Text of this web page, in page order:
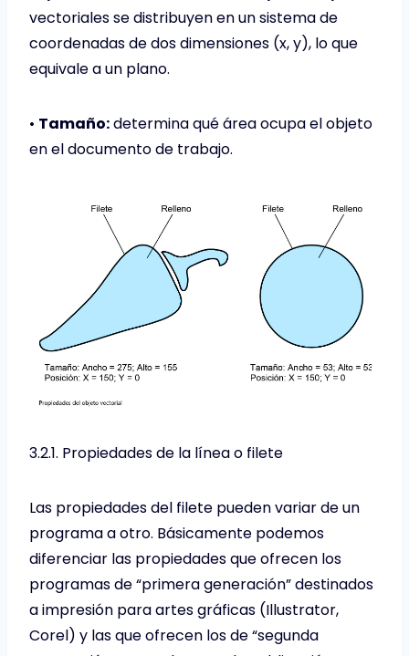
vectoriales se distribuyen en un sistema de
coordenadas de dos dimensiones (x, y), lo que
equivale a un plano.
• Tamaño:determina qué área ocupa el objeto
en el documento de trabajo.
3.2.1. Propiedades de la línea o filete
Las propiedades del filete pueden variar de un
programa a otro. Básicamente podemos
diferenciar las propiedades que ofrecen los
programas de “primera generación” destinados
a impresión para artes gráficas (Illustrator,
Corel) y las que ofrecen los de “segunda